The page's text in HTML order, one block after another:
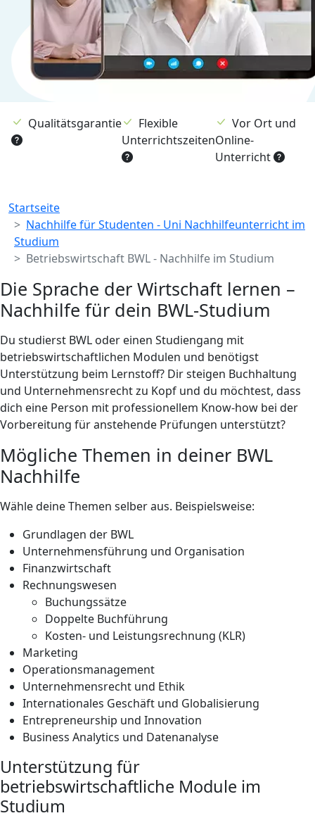
Qualitätsgarantie
Flexible
Unterrichtszeiten
Vor Ort und
Online-
Unterricht
Breadcrumb
Startseite
Nachhilfe für Studenten - Uni Nachhilfeunterricht im
Studium
Betriebswirtschaft BWL - Nachhilfe im Studium
Die Sprache der Wirtschaft lernen –
Nachhilfe für dein BWL-Studium
Du studierst BWL oder einen Studiengang mit
betriebswirtschaftlichen Modulen und benötigst
Unterstützung beim Lernstoff? Dir steigen Buchhaltung
und Unternehmensrecht zu Kopf und du möchtest, dass
dich eine Person mit professionellem Know-how bei der
Vorbereitung für anstehende Prüfungen unterstützt?
Mögliche Themen in deiner BWL
Nachhilfe
Wähle deine Themen selber aus. Beispielsweise:
Grundlagen der BWL
Unternehmensführung und Organisation
Finanzwirtschaft
Rechnungswesen
Buchungssätze
Doppelte Buchführung
Kosten- und Leistungsrechnung (KLR)
Marketing
Operationsmanagement
Unternehmensrecht und Ethik
Internationales Geschäft und Globalisierung
Entrepreneurship und Innovation
Business Analytics und Datenanalyse
Unterstützung für
betriebswirtschaftliche Module im
Studium